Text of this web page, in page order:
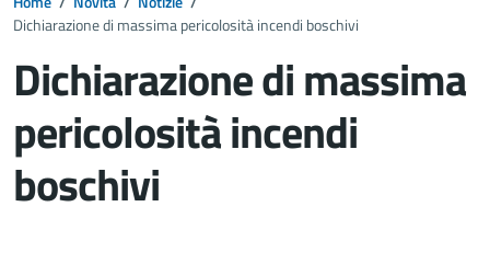
Dichiarazione di massima pericolosità incendi boschivi
Dichiarazione di massima
pericolosità incendi
boschivi